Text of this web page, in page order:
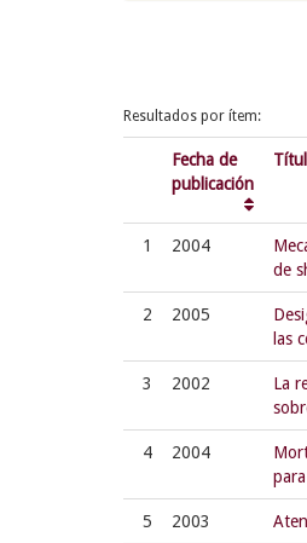
Resultados por ítem:
Fecha de
publicación
1 2004
de
2 2005
las
3 2002
La
4 2004
5 2003